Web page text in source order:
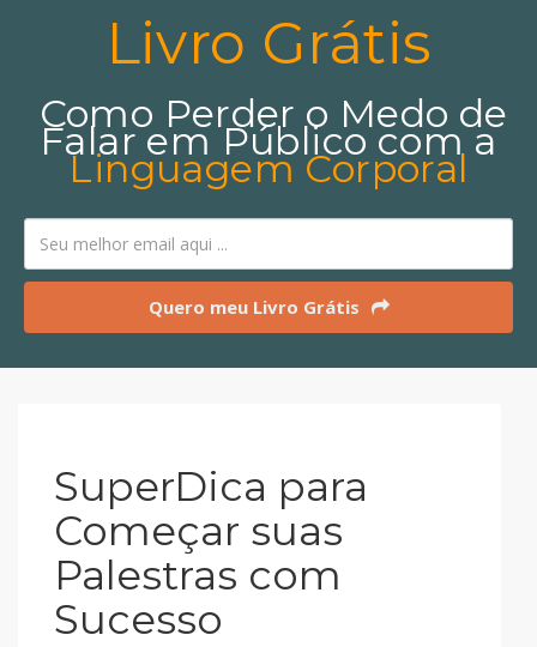
Livro Grátis
Como Perder o Medo de
Falar em Público com a
Linguagem Corporal
Quero meu Livro Grátis
SuperDica para
Começar suas
Palestras com
Sucesso